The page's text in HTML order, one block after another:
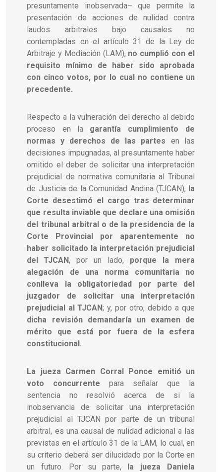
presuntamente inobservada– que permite la
presentación de acciones de nulidad contra
laudos arbitrales bajo causales no
contempladas en el artículo 31 de la Ley de
Arbitraje y Mediación (LAM), no cumplió con el
requisito mínimo de haber sido aprobada
con cinco votos, por lo cual no contiene un
precedente.
Respecto a la vulneración del derecho al debido
proceso en la garantía cumplimiento de
normas y derechos de las partes en las
decisiones impugnadas, al presuntamente haber
omitido el deber de solicitar una interpretación
prejudicial de normativa comunitaria alTribunal
de Justicia de la Comunidad Andina (TJCAN), la
Corte desestimó el cargo tras determinar
que resulta inviable que declare una omisión
del tribunal arbitral o de la presidencia de la
Corte Provincial por aparentemente no
haber solicitado la interpretación prejudicial
del TJCAN, por un lado, porque la mera
alegación de una norma comunitaria no
conlleva la obligatoriedad por parte del
juzgador de solicitar una interpretación
prejudicial al TJCAN; y, por otro, debido a que
dicha revisión demandaría un examen de
mérito que está por fuera de la esfera
constitucional.
La jueza Carmen Corral Ponce emitió un
voto concurrente para señalar que la
sentencia no resolvió acerca de si la
inobservancia de solicitar una interpretación
prejudicial al TJCAN por parte de un tribunal
arbitral, es una causal de nulidad adicional a las
previstas en el artículo 31 de la LAM, lo cual, en
su criterio deberá ser dilucidado por la Corte en
un futuro. Por su parte, la jueza Daniela